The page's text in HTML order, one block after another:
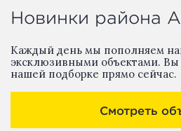
Новинки района
Каждый день мы пополняем
эксклюзивными объектами. Вы
нашей подборке прямо сейчас.
Смотреть